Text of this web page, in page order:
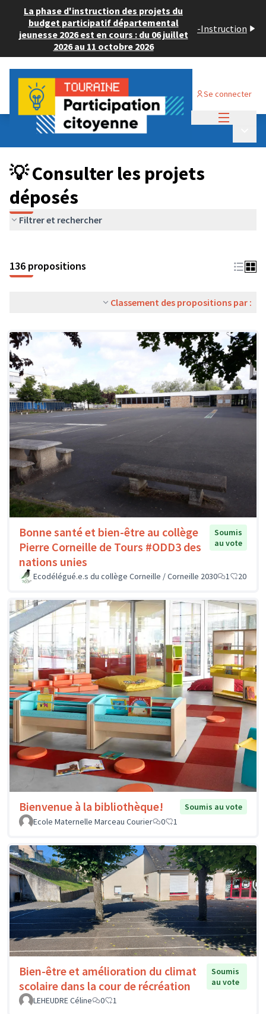
La phase d'instruction des projets du
budget participatif départemental
jeunesse 2026 est en cours : du 06 juillet
2026 au 11 octobre 2026
-Instruction
Se connecter
Budget Participatif JEUNESSE 2024
💡 Consulter les projets déposés
💡 Consulter les projets
déposés
Filtrer et rechercher
136 propositions
Classement des propositions par :
Bonne santé et bien-être au collège
Pierre Corneille de Tours #ODD3 des
nations unies
Soumis
au vote
Ecodélégué.e.s du collège Corneille / Corneille 2030 1 20
Bienvenue à la bibliothèque!
Soumis au vote
Ecole Maternelle Marceau Courier
0 1
Bien-être et amélioration du climat
scolaire dans la cour de récréation
Soumis
au vote
LEHEUDRE Céline
0 1